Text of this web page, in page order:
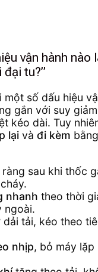
vận hành nào
đại tu?”
số dấu hiệu
gắn với suy
kéo dài. Tuy
lại và đi kèm
ràng sau khi thốc
nhanh theo thời
ngoài.
dải tải, kéo theo
nhịp, bỏ máy lặp